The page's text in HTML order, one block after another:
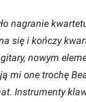
nagranie
się i kończy
nowym
mi one trochę
Instrumenty